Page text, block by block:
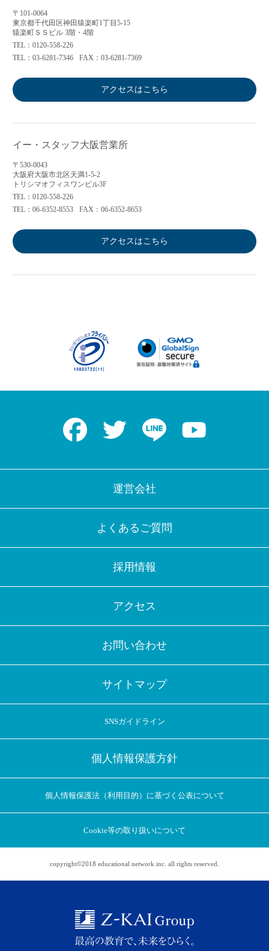
アプリに切り替えてみませんか
アプリ限定のコラムを配信中！
〒101-0064
東京都千代田区神田猿楽町1丁目5-15
猿楽町ＳＳビル 3階・4階
TEL：0120-558-226
TEL：03-6281-7346
FAX：03-6281-7369
アクセスはこちら
イー・スタッフ大阪営業所
〒530-0043
大阪府大阪市北区天満1-5-2
トリシマオフィスワンビル3F
TEL：0120-558-226
TEL：06-6352-8553
FAX：06-6352-8653
アクセスはこちら
Facebook Twitter LINE
運営会社
よくあるご質問
採用情報
アクセス
お問い合わせ
サイトマップ
SNSガイドライン
個人情報保護方針
個人情報保護法（利用目的）に基づく公表について
Cookie等の取り扱いについて
copyright©2018 educational network inc. all rights reserved.